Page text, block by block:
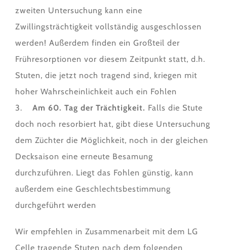
zweiten Untersuchung kann eine
Zwillingsträchtigkeit vollständig ausgeschlossen
werden! Außerdem finden ein Großteil der
Frühresorptionen vor diesem Zeitpunkt statt, d.h.
Stuten, die jetzt noch tragend sind, kriegen mit
hoher Wahrscheinlichkeit auch ein Fohlen
3. Am 60. Tag der Trächtigkeit. Falls die Stute
doch noch resorbiert hat, gibt diese Untersuchung
dem Züchter die Möglichkeit, noch in der gleichen
Decksaison eine erneute Besamung
durchzuführen. Liegt das Fohlen günstig, kann
außerdem eine Geschlechtsbestimmung
durchgeführt werden
Wir empfehlen in Zusammenarbeit mit dem LG
Celle tragende Stuten nach dem folgenden